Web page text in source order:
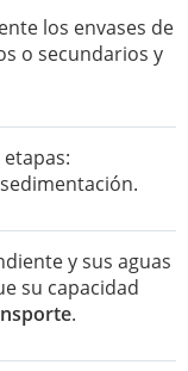
los envases de
o secundarios y
y sus aguas
su capacidad
.